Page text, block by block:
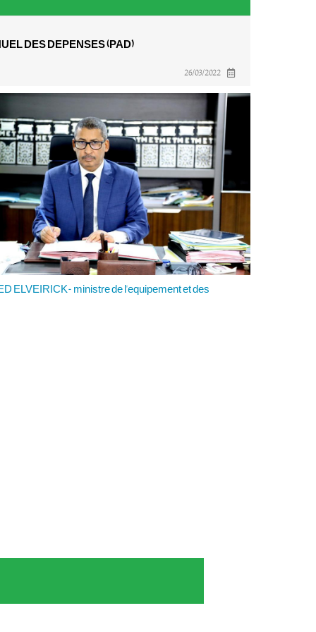
DES DEPENSES (PAD)
26/03/2022
ELVEIRICK- ministre de l'equipement et des